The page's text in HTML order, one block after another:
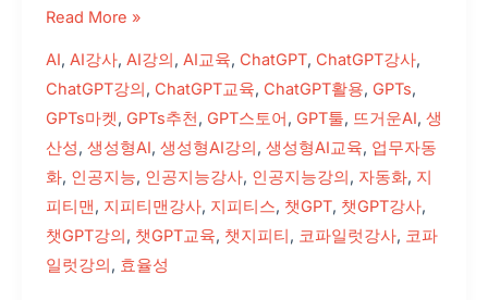
기
Read More »
AI, AI강사, AI강의, AI교육, ChatGPT, ChatGPT강사,
ChatGPT강의, ChatGPT교육, ChatGPT활용, GPTs,
GPTs마켓, GPTs추천, GPT스토어, GPT툴, 뜨거운AI, 생
산성, 생성형AI, 생성형AI강의, 생성형AI교육, 업무자동
화, 인공지능, 인공지능강사, 인공지능강의, 자동화, 지
피티맨, 지피티맨강사, 지피티스, 챗GPT, 챗GPT강사,
챗GPT강의, 챗GPT교육, 챗지피티, 코파일럿강사, 코파
일럿강의, 효율성